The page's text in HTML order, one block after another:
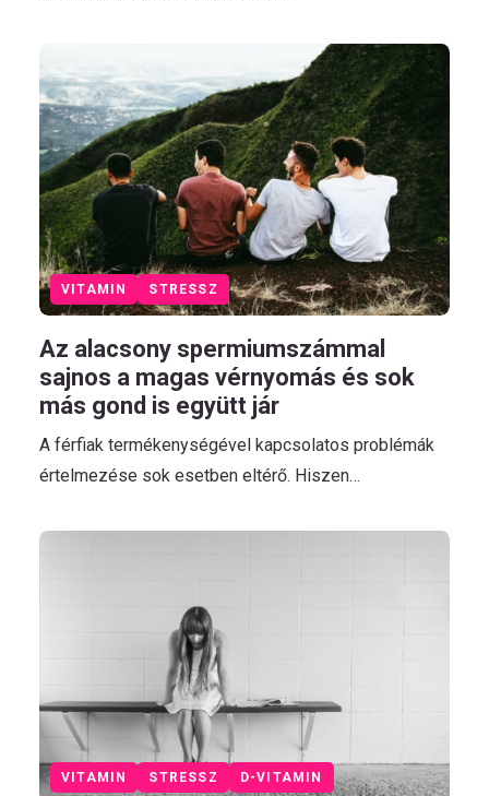
VITAMIN STRESSZ
Az alacsony spermiumszámmal
sajnos a magas vérnyomás és sok
más gond is együtt jár
A férfiak termékenységével kapcsolatos problémák
értelmezése sok esetben eltérő. Hiszen…
VITAMIN STRESSZ D-VITAMIN